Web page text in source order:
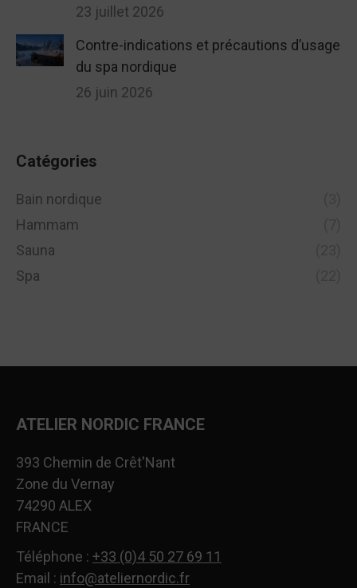
23 juillet 2026
Contre-indications et précautions d’usage
du spa nordique
26 juin 2026
Catégories
Bain nordique
Hammam
Sauna
Spa
ATELIER NORDIC FRANCE
393 Chemin de Crêt'Nant
Zone du Vernay
74290 ALEX
FRANCE
Téléphone : +33 (0)4 50 27 69 11
Email : info@ateliernordic.fr